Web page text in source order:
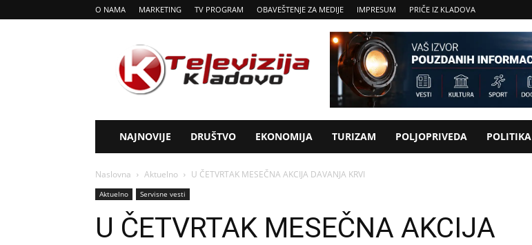
O NAMA MARKETING TV PROGRAM OBAVEŠTENJE ZA MEDIJE IMPRESUM PRIČE IZ KLADOVA
Tv
Kladovo
NAJNOVIJE DRUŠTVO EKONOMIJA TURIZAM POLJOPRIVEDA POLITIKA
Naslovna Aktuelno U ČETVRTAK MESEČNA AKCIJA DAVANJA KRVI
Aktuelno Servisne vesti
U ČETVRTAK MESEČNA AKCIJA